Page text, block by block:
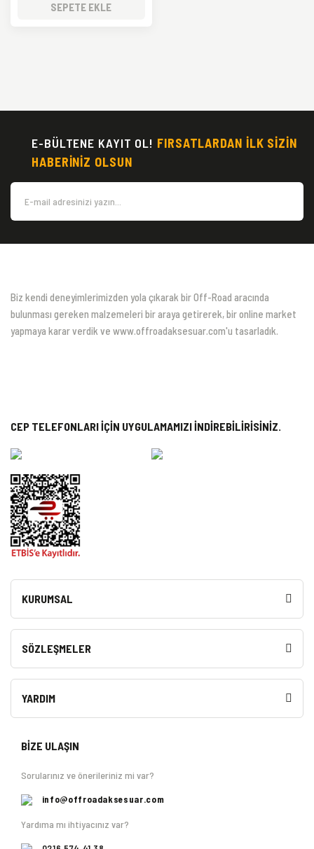
SEPETE EKLE
E-BÜLTENE KAYIT OL! FIRSATLARDAN İLK SİZİN
HABERİNİZ OLSUN
Biz kendi deneyimlerimizden yola çıkarak bir Off-Road aracında
bulunması gereken malzemeleri bir araya getirerek, bir online market
yapmaya karar verdik ve www.offroadaksesuar.com'u tasarladık.
CEP TELEFONLARI İÇİN UYGULAMAMIZI İNDİREBİLİRİSİNİZ.
KURUMSAL
SÖZLEŞMELER
YARDIM
BİZE ULAŞIN
Sorularınız ve önerileriniz mi var?
info@offroadaksesuar.com
Yardıma mı ihtiyacınız var?